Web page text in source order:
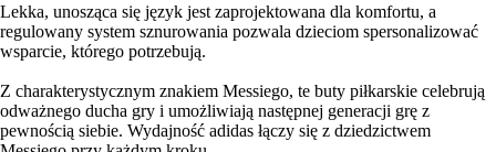
Lekka, unosząca się język jest zaprojektowana dla komfortu, a
regulowany system sznurowania pozwala dzieciom spersonalizować
wsparcie, którego potrzebują.
Z charakterystycznym znakiem Messiego, te buty piłkarskie celebrują
odważnego ducha gry i umożliwiają następnej generacji grę z
pewnością siebie. Wydajność adidas łączy się z dziedzictwem